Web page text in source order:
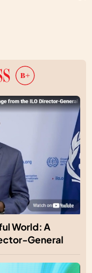
World: A
General